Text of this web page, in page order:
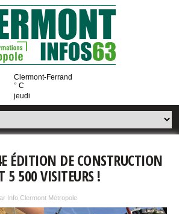
Clermont-Ferrand
° C
jeudi
ÉDITION DE CONSTRUCTION
5 500 VISITEURS !
Info Clermont Métropole